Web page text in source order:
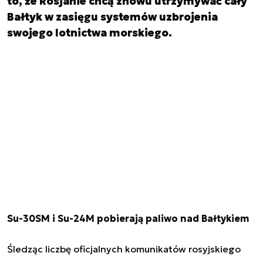
Bałtyk w zasięgu systemów uzbrojenia
swojego lotnictwa morskiego.
Su-30SM i Su-24M pobierają paliwo nad Bałtykiem
Śledząc liczbę oficjalnych komunikatów rosyjskiego